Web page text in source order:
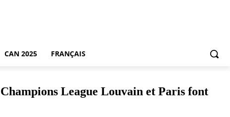
CAN 2025 FRANÇAIS
League Louvain et Paris font